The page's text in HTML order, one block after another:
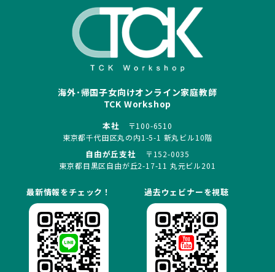
海外･帰国子女向けオンライン家庭教師
TCK Workshop
本社
〒100-6510
東京都千代田区丸の内1-5-1 新丸ビル10階
自由が丘支社
〒152-0035
東京都目黒区自由が丘2-17-11 丸元ビル201
最新情報をチェック！ 過去ウェビナーを視聴